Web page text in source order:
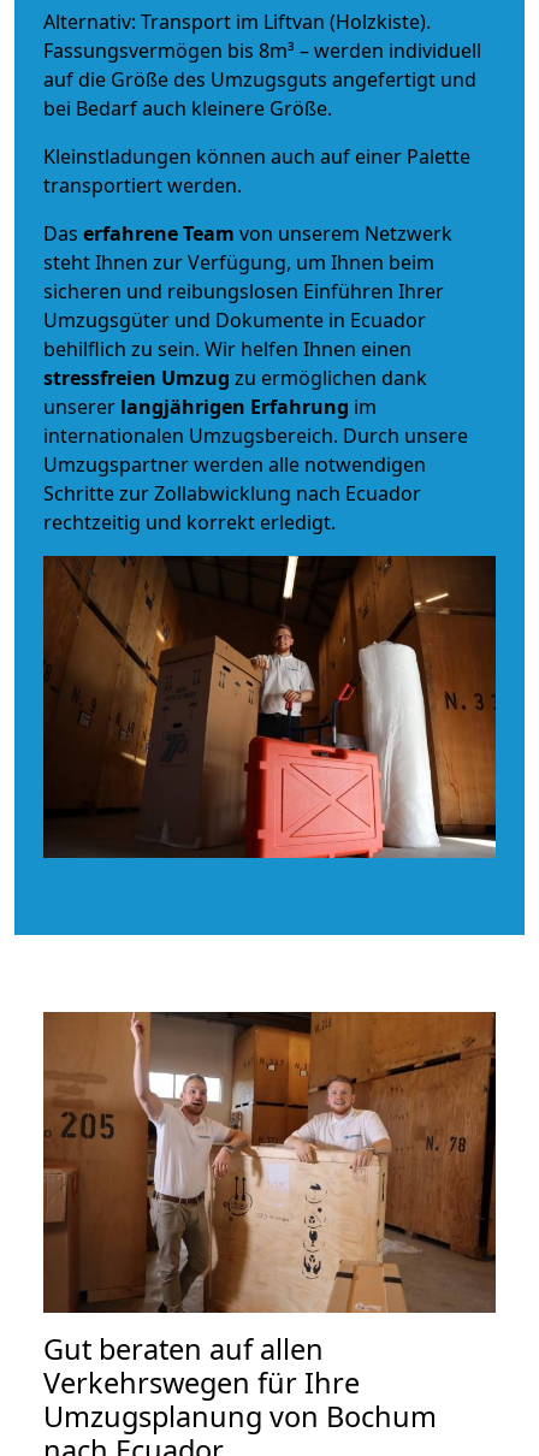
Alternativ: Transport im Liftvan (Holzkiste).
Fassungsvermögen bis 8m³ – werden individuell
auf die Größe des Umzugsguts angefertigt und
bei Bedarf auch kleinere Größe.
Kleinstladungen können auch auf einer Palette
transportiert werden.
Das erfahrene Team von unserem Netzwerk
steht Ihnen zur Verfügung, um Ihnen beim
sicheren und reibungslosen Einführen Ihrer
Umzugsgüter und Dokumente in Ecuador
behilflich zu sein. Wir helfen Ihnen einen
stressfreien Umzug zu ermöglichen dank
unserer langjährigen Erfahrung im
internationalen Umzugsbereich. Durch unsere
Umzugspartner werden alle notwendigen
Schritte zur Zollabwicklung nach Ecuador
rechtzeitig und korrekt erledigt.
Gut beraten auf allen
Verkehrswegen für Ihre
Umzugsplanung von Bochum